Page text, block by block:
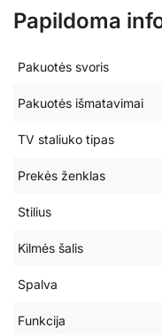
Papildoma
Pakuotės svoris
Pakuotės išmatavimai
TV staliuko tipas
Prekės ženklas
Stilius
Kilmės šalis
Spalva
Funkcija